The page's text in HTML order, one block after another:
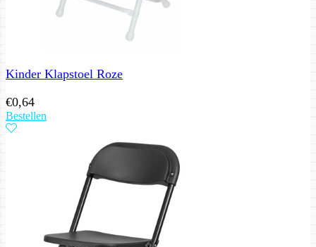
Kinder Klapstoel Roze
€0,64
Bestellen